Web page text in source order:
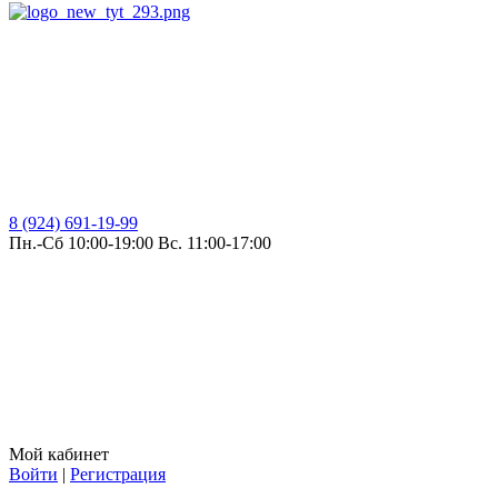
8 (924) 691-19-99
Пн.-Сб 10:00-19:00 Вс. 11:00-17:00
Мой кабинет
Войти | Регистрация